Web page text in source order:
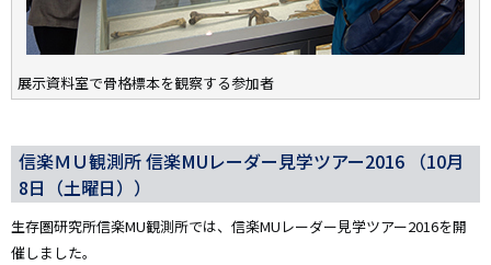
展示資料室で骨格標本を観察する参加者
信楽ＭＵ観測所 信楽MUレーダー見学ツアー2016 （10月
8日（土曜日））
生存圏研究所信楽MU観測所では、信楽MUレーダー見学ツアー2016を開
催しました。